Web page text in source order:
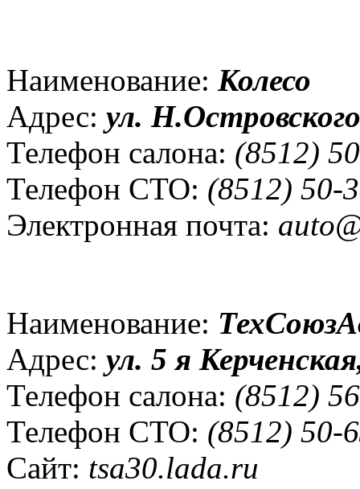
Наименование: Колесо
Адрес: ул.
Телефон салона: (8512)
Телефон СТО: (8512) 50-
Электронная почта:
Наименование:
Адрес: ул. 5 я
Телефон салона: (8512)
Телефон СТО: (8512) 50-
Сайт: tsa30.lada.ru